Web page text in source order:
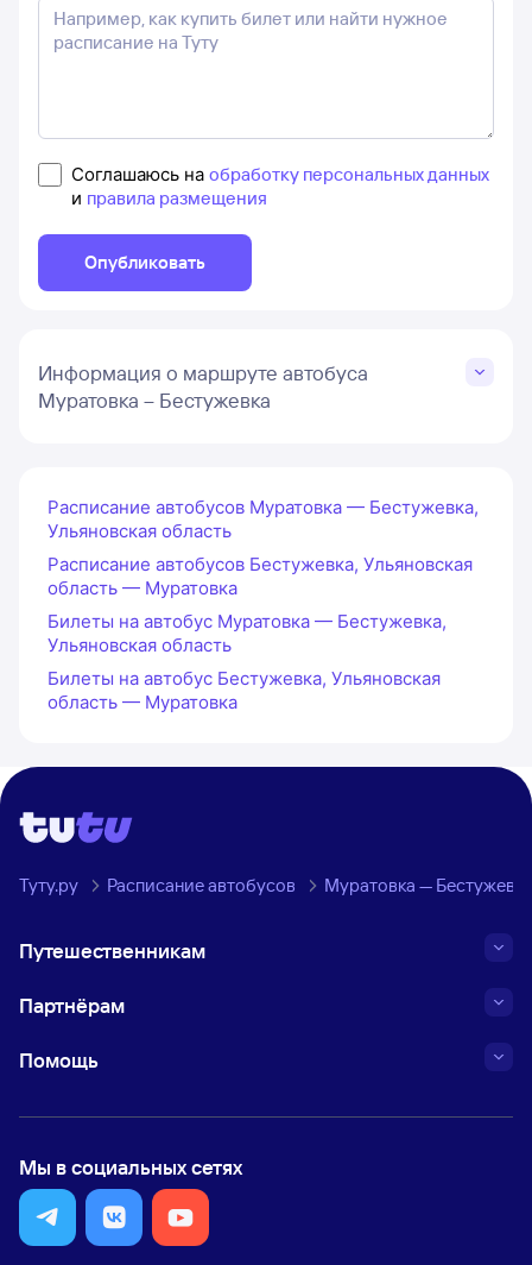
Соглашаюсь на обработку персональных данных
и правила размещения
Опубликовать
Информация о маршруте автобуса
Муратовка – Бестужевка
Расписание автобусов Муратовка — Бестужевка,
Ульяновская область
Расписание автобусов Бестужевка, Ульяновская
область — Муратовка
Билеты на автобус Муратовка — Бестужевка,
Ульяновская область
Билеты на автобус Бестужевка, Ульяновская
область — Муратовка
Туту.ру Расписание автобусов Муратовка —
Путешественникам
Партнёрам
Помощь
Мы в социальных сетях